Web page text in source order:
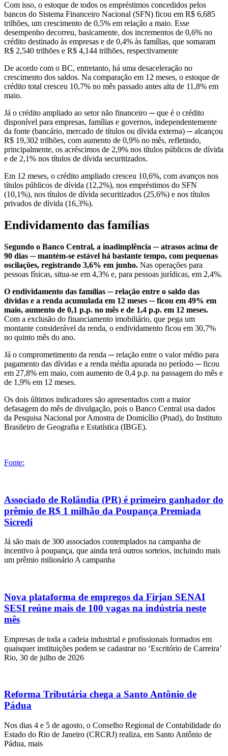
Com isso, o estoque de todos os empréstimos concedidos pelos
bancos do Sistema Financeiro Nacional (SFN) ficou em R$ 6,685
trilhões, um crescimento de 0,5% em relação a maio. Esse
desempenho decorreu, basicamente, dos incrementos de 0,6% no
crédito destinado às empresas e de 0,4% às famílias, que somaram
R$ 2,540 trilhões e R$ 4,144 trilhões, respectivamente
De acordo com o BC, entretanto, há uma desaceleração no
crescimento dos saldos. Na comparação em 12 meses, o estoque de
crédito total cresceu 10,7% no mês passado antes alta de 11,8% em
maio.
Já o crédito ampliado ao setor não financeiro ─ que é o crédito
disponível para empresas, famílias e governos, independentemente
da fonte (bancário, mercado de títulos ou dívida externa) ─ alcançou
R$ 19,302 trilhões, com aumento de 0,9% no mês, refletindo,
principalmente, os acréscimos de 2,9% nos títulos públicos de dívida
e de 2,1% nos títulos de dívida securitizados.
Em 12 meses, o crédito ampliado cresceu 10,6%, com avanços nos
títulos públicos de dívida (12,2%), nos empréstimos do SFN
(10,1%), nos títulos de dívida securitizados (25,6%) e nos títulos
privados de dívida (16,3%).
Endividamento das famílias
Segundo o Banco Central, a inadimplência ─ atrasos acima de
90 dias ─ mantém-se estável há bastante tempo, com pequenas
oscilações, registrando 3,6% em junho. Nas operações para
pessoas físicas, situa-se em 4,3% e, para pessoas jurídicas, em 2,4%.
O endividamento das famílias ─ relação entre o saldo das
dívidas e a renda acumulada em 12 meses ─ ficou em 49% em
maio, aumento de 0,1 p.p. no mês e de 1,4 p.p. em 12 meses.
Com a exclusão do financiamento imobiliário, que pega um
montante considerável da renda, o endividamento ficou em 30,7%
no quinto mês do ano.
Já o comprometimento da renda ─ relação entre o valor médio para
pagamento das dívidas e a renda média apurada no período ─ ficou
em 27,8% em maio, com aumento de 0,4 p.p. na passagem do mês e
de 1,9% em 12 meses.
Os dois últimos indicadores são apresentados com a maior
defasagem do mês de divulgação, pois o Banco Central usa dados
da Pesquisa Nacional por Amostra de Domicílio (Pnad), do Instituto
Brasileiro de Geografia e Estatística (IBGE).
Fonte:
Associado de Rolândia (PR) é primeiro ganhador do
prêmio de R$ 1 milhão da Poupança Premiada
Sicredi
Já são mais de 300 associados contemplados na campanha de
incentivo à poupança, que ainda terá outros sorteios, incluindo mais
um prêmio milionário A campanha
Nova plataforma de empregos da Firjan SENAI
SESI reúne mais de 100 vagas na indústria neste
mês
Empresas de toda a cadeia industrial e profissionais formados em
quaisquer instituições podem se cadastrar no ‘Escritório de Carreira’
Rio, 30 de julho de 2026
Reforma Tributária chega a Santo Antônio de
Pádua
Nos dias 4 e 5 de agosto, o Conselho Regional de Contabilidade do
Estado do Rio de Janeiro (CRCRJ) realiza, em Santo Antônio de
Pádua, mais